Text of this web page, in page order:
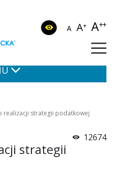
A A+ A++
realizacji strategii podatkowej
12674
strategii